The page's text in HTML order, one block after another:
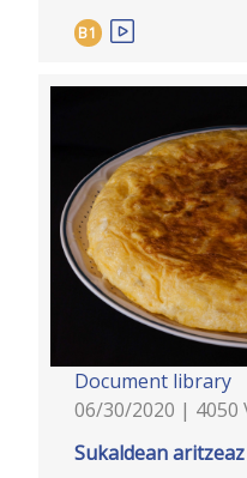
B1
Document library
06/30/2020 | 4050
Sukaldean